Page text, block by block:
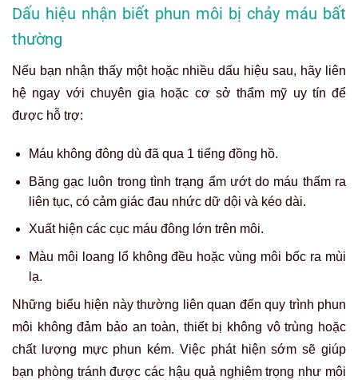
Dấu hiệu nhận biết phun môi bị chảy máu bất
thường
Nếu bạn nhận thấy một hoặc nhiều dấu hiệu sau, hãy liên
hệ ngay với chuyên gia hoặc cơ sở thẩm mỹ uy tín để
được hỗ trợ:
Máu không đông dù đã qua 1 tiếng đồng hồ.
Băng gạc luôn trong tình trạng ẩm ướt do máu thấm ra
liên tục, có cảm giác đau nhức dữ dội và kéo dài.
Xuất hiện các cục máu đông lớn trên môi.
Màu môi loang lổ không đều hoặc vùng môi bốc ra mùi
lạ.
Những biểu hiện này thường liên quan đến quy trình phun
môi không đảm bảo an toàn, thiết bị không vô trùng hoặc
chất lượng mực phun kém. Việc phát hiện sớm sẽ giúp
bạn phòng tránh được các hậu quả nghiêm trọng như môi